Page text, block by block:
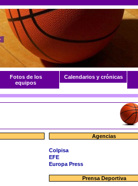
Fotos de los
equipos
Calendarios y crónicas
Agencias
Colpisa
EFE
Europa Press
Prensa Deportiva